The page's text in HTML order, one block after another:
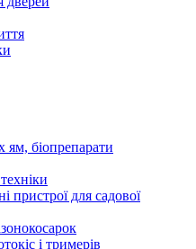
ям, біопрепарати
пристрої для садової
і тримерів